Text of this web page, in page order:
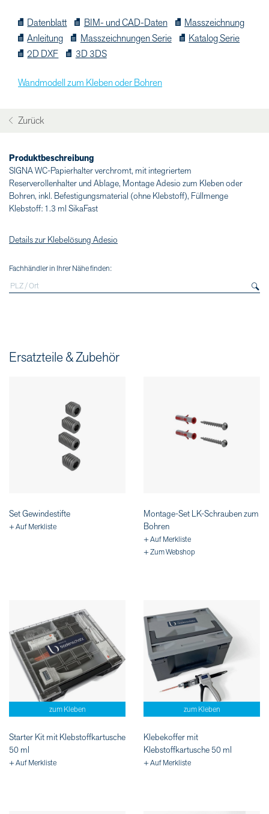
Datenblatt BIM- und CAD-Daten
Masszeichnung
Anleitung
Masszeichnungen Serie
Katalog Serie
2D DXF
3D 3DS
Wandmodell zum Kleben oder Bohren
Zurück
Produktbeschreibung
SIGNA WC-Papierhalter verchromt, mit integriertem
Reserverollenhalter und Ablage, Montage Adesio zum Kleben oder
Bohren, inkl. Befestigungsmaterial (ohne Klebstoff), Füllmenge
Klebstoff: 1.3 ml SikaFast
Details zur Klebelösung Adesio
Fachhändler in Ihrer Nähe finden:
Ersatzteile & Zubehör
Set Gewindestifte
+ Auf Merkliste
Montage-Set LK-Schrauben zum
Bohren
+ Auf Merkliste
+ Zum Webshop
zum Kleben
Starter Kit mit Klebstoffkartusche
50 ml
+ Auf Merkliste
zum Kleben
Klebekoffer mit
Klebstoffkartusche 50 ml
+ Auf Merkliste